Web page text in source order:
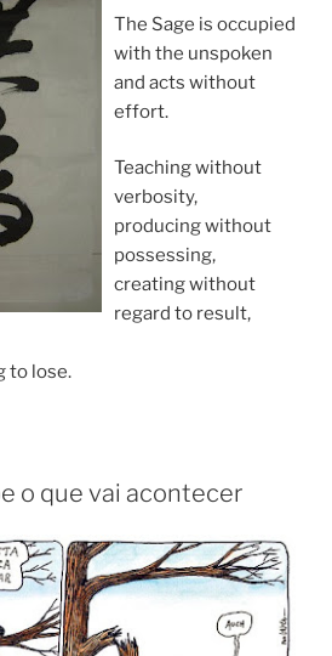
The Sage is occupied
with the unspoken
and acts without
effort.
Teaching without
verbosity,
producing without
possessing,
creating without
regard to result,
to lose.
o que vai acontecer